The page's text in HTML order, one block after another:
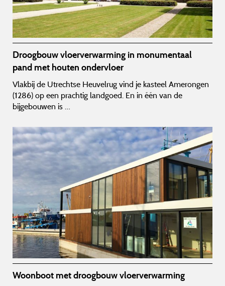
Droogbouw vloerverwarming in monumentaal
pand met houten ondervloer
Vlakbij de Utrechtse Heuvelrug vind je kasteel Amerongen
(1286) op een prachtig landgoed. En in één van de
bijgebouwen is …
Woonboot met droogbouw vloerverwarming